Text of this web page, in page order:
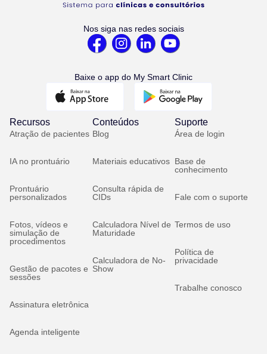
Nos siga nas redes sociais
Baixe o app do My Smart Clinic
Recursos
Atração de pacientes
IA no prontuário
Prontuário
personalizados
Fotos, vídeos e
simulação de
procedimentos
Gestão de pacotes e
sessões
Assinatura eletrônica
Agenda inteligente
Conteúdos
Blog
Materiais educativos
Consulta rápida de
CIDs
Calculadora Nível de
Maturidade
Calculadora de No-
Show
Suporte
Área de login
Base de
conhecimento
Fale com o suporte
Termos de uso
Política de
privacidade
Trabalhe conosco